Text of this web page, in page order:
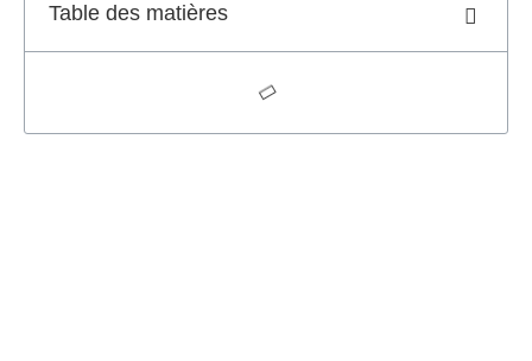
Table des matières